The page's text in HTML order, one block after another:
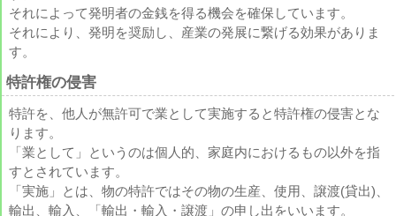
それによって発明者の金銭を得る機会を確保しています。
それにより、発明を奨励し、産業の発展に繋げる効果がありま
す。
特許権の侵害
特許を、他人が無許可で業として実施すると特許権の侵害とな
ります。
「業として」というのは個人的、家庭内におけるもの以外を指
すとされています。
「実施」とは、物の特許ではその物の生産、使用、譲渡(貸出)、
輸出、輸入、「輸出・輸入・譲渡」の申し出をいいます。